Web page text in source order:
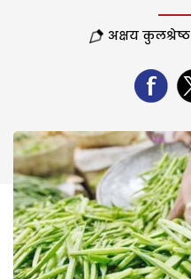
अक्षय कुलश्रेष्ठ